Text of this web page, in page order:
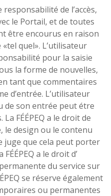
de l’accès,
le Portail, et de toutes
être encourus en raison
quel». L’utilisateur
pour la saisie
la forme de nouvelles,
tant que commentaires
d’entrée. L’utilisateur
de son entrée peut étre
FÉÉPEQ a le droit de
le design ou le contenu
juge que cela peut porter
a le droit d’
du service sur
se réserve également
ou permanentes